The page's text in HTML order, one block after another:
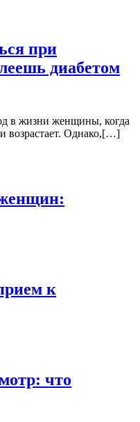
при
диабетом
в жизни женщины, когда
возрастает. Однако,[…]
к
что